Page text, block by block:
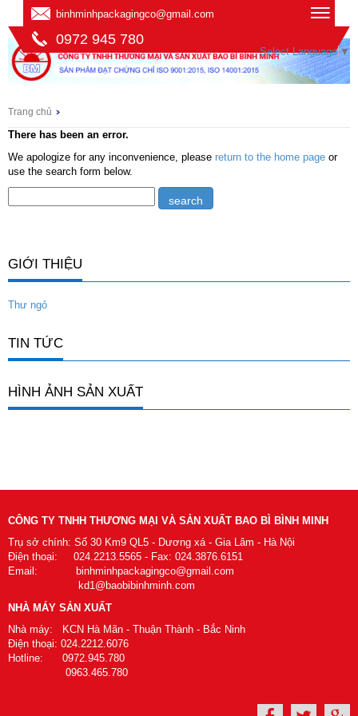
binhminhpackagingco@gmail.com
0972 945 780
Select Language ▼
Trang chủ
There has been an error.
We apologize for any inconvenience, please return to the home page or
use the search form below.
GIỚI THIỆU
Thư ngỏ
TIN TỨC
HÌNH ẢNH SẢN XUẤT
CÔNG TY TNHH THƯƠNG MẠI VÀ SẢN XUẤT BAO BÌ BÌNH MINH
Trụ sở chính: Số 30 Km9 QL5 - Dương xá - Gia Lâm - Hà Nội
Điện thoại: 024.2213.5565 - Fax: 024.3876.6151
Email: binhminhpackagingco@gmail.com
kd1@baobibinhminh.com
NHÀ MÁY SẢN XUẤT
Nhà máy: KCN Hà Mãn - Thuận Thành - Bắc Ninh
Điện thoại: 024.2212.6076
Hotline: 0972.945.780
0963.465.780